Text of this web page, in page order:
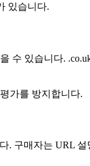
있습니다.
수 있습니다.
가를 방지합니다.
. 구매자는 URL